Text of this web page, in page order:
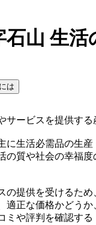
山 生活
は
ービスを提供す
に生活必需品の生
質や社会の幸福度
の提供を受けるため
正な価格かどう
ミや評判を確認する